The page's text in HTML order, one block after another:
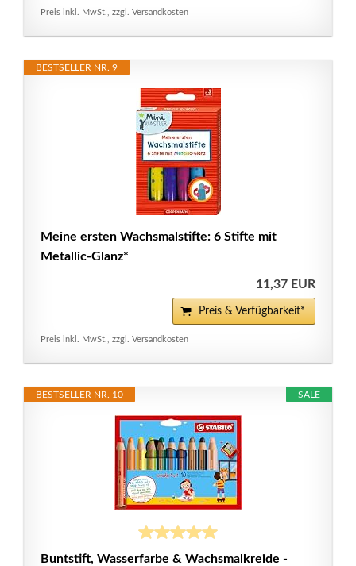
Preis inkl. MwSt., zzgl. Versandkosten
BESTSELLER NR. 9
Meine ersten Wachsmalstifte: 6 Stifte mit
Metallic-Glanz*
11,37 EUR
Preis & Verfügbarkeit*
Preis inkl. MwSt., zzgl. Versandkosten
SALE
BESTSELLER NR. 10
Buntstift, Wasserfarbe & Wachsmalkreide -